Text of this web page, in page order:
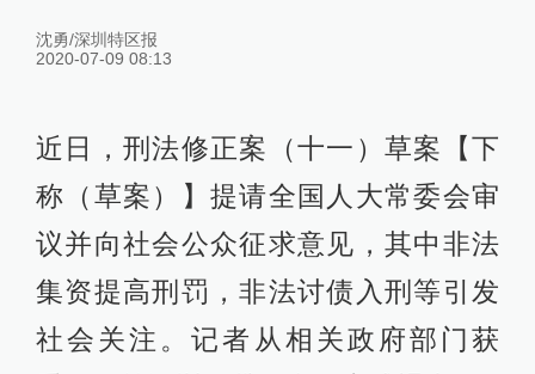
沈勇/深圳特区报
2020-07-09 08:13
近日，刑法修正案（十一）草案【下
称（草案）】提请全国人大常委会审
议并向社会公众征求意见，其中非法
集资提高刑罚，非法讨债入刑等引发
社会关注。记者从相关政府部门获